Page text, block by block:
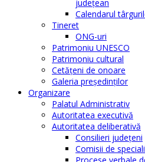
judeţean
Calendarul
Tineret
ONG-uri
Patrimoniu UNESCO
Patrimoniu cultural
Cetăţeni de onoare
Galeria președinților
Organizare
Palatul Administrativ
Autoritatea executivă
Autoritatea deliberativă
Consilieri judeţeni
Comisii de